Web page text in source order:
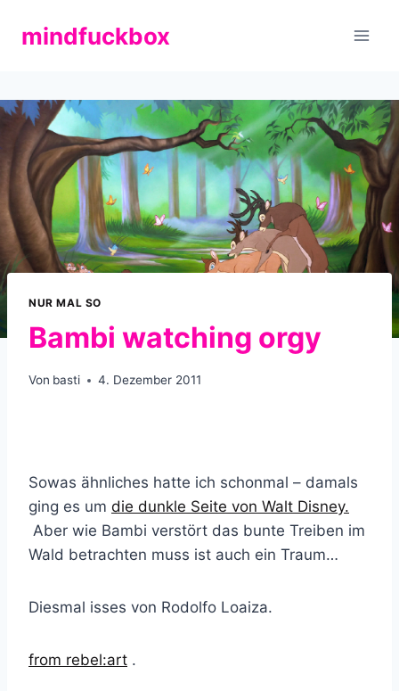
Inhaltmindfuckbox
NUR MAL SO
Bambi watching orgy
Von basti 4. Dezember 2011
Sowas ähnliches hatte ich schonmal – damals
ging es um die dunkle Seite von Walt Disney.
Aber wie Bambi verstört das bunte Treiben im
Wald betrachten muss ist auch ein Traum…
Diesmal isses von Rodolfo Loaiza.
from rebel:art .